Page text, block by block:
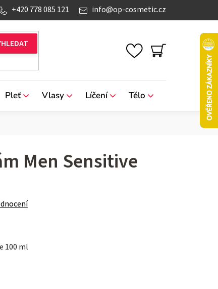
info@op-cosmetic.cz
+420 778 085 121
NÁKUPNÍ
Pleť Vlasy Líčení Tělo
Men Sensitive
100 ml